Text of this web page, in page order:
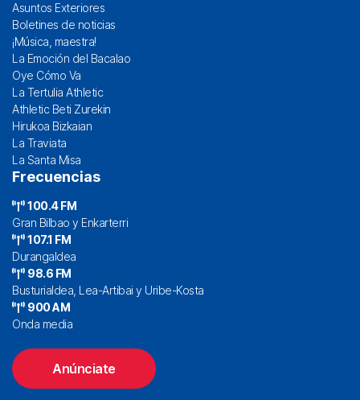
Asuntos Exteriores
Boletines de noticias
¡Música, maestra!
La Emoción del Bacalao
Oye Cómo Va
La Tertulia Athletic
Athletic Beti Zurekin
Hirukoa Bizkaian
La Traviata
La Santa Misa
Frecuencias
100.4 FM
Gran Bilbao y Enkarterri
107.1 FM
Durangaldea
98.6 FM
Busturialdea, Lea-Artibai y Uribe-Kosta
900 AM
Onda media
Anúnciate